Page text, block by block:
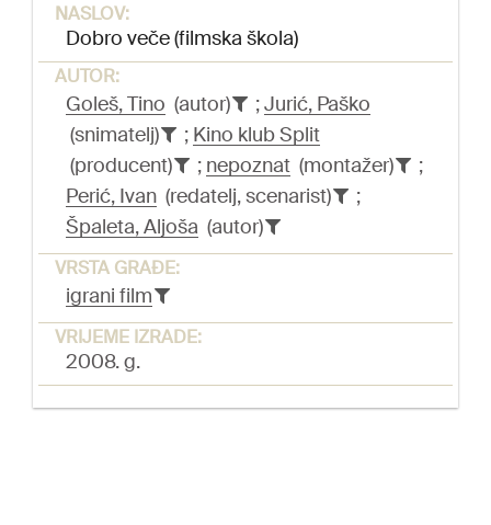
NASLOV:
Dobro veče (filmska škola)
AUTOR:
Goleš, Tino (autor) ;Jurić, Paško
(snimatelj)
; Kino klub Split
(producent)
; nepoznat (montažer)
;
Perić, Ivan (redatelj, scenarist)
;
Špaleta, Aljoša (autor)
VRSTA GRAĐE:
igrani film
VRIJEME IZRADE:
2008. g.